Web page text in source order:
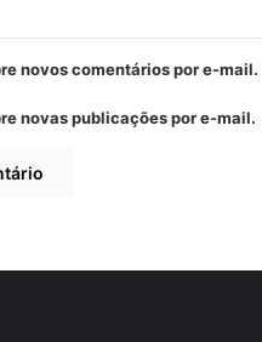
novos comentários por e-mail.
novas publicações por e-mail.